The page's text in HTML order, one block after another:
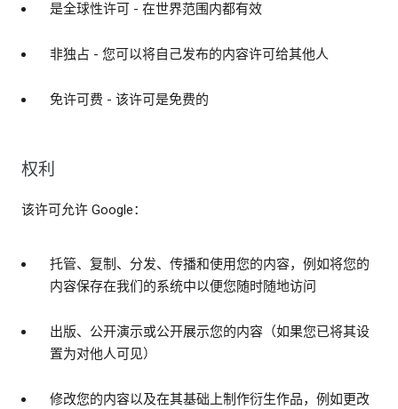
是全球性许可 - 在世界范围内都有效
非独占 - 您可以将自己发布的内容许可给其他人
免许可费 - 该许可是免费的
权利
该许可允许 Google：
托管、复制、分发、传播和使用您的内容，例如将您的
内容保存在我们的系统中以便您随时随地访问
出版、公开演示或公开展示您的内容（如果您已将其设
置为对他人可见）
修改您的内容以及在其基础上制作衍生作品，例如更改